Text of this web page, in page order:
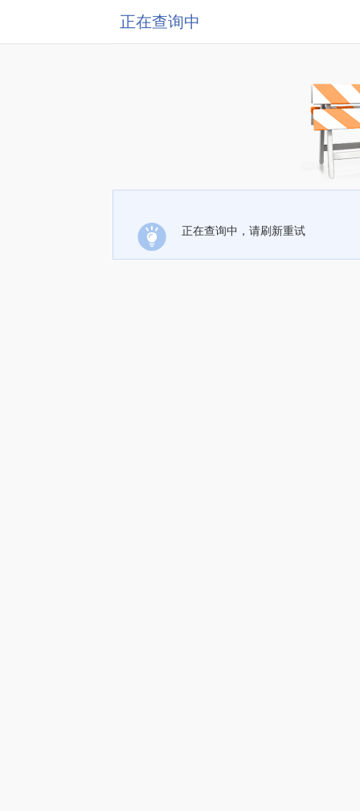
正在查询中
正在查询中，请刷新重试